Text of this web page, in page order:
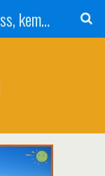
Leiputrija - atpūtas komplekss, kempings, viesu nams pie Rīgas / Camping, caravan site, bed and breakfast near Riga / Camping, caravanas, bungalows Letonia / Campingplatz, Caravanpark, Zimmer in Lettland / Kемпинг и гостевой дом к Риги